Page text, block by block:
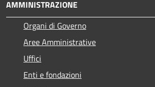
AMMINISTRAZIONE
Organi di Governo
Aree Amministrative
Uffici
Enti e fondazioni